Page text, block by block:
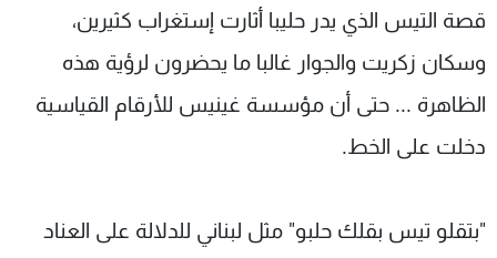
قصة التيس الذي يدر حليبا أثارت إستغراب كثيرين،
وسكان زكريت والجوار غالبا ما يحضرون لرؤية هذه
الظاهرة ... حتى أن مؤسسة غينيس للأرقام القياسية
دخلت على الخط.
"بتقلو تيس بقلك حلبو" مثل لبناني للدلالة على العناد